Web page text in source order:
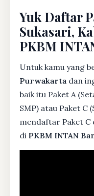
Yuk Daftar
Sukasari,
PKBM
Untuk kamu yang
Purwakarta dan
baik itu Paket A
SMP) atau Paket C
mendaftar Paket C
di PKBM INTAN